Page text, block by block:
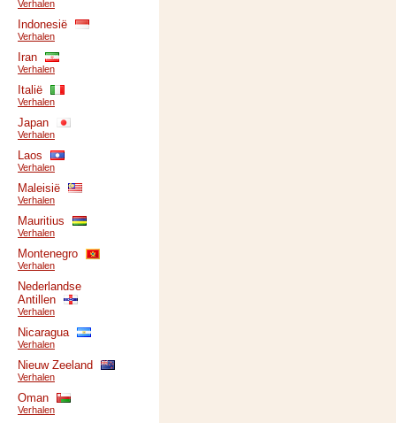
Verhalen
Indonesië
Verhalen
Iran
Verhalen
Italië
Verhalen
Japan
Verhalen
Laos
Verhalen
Maleisië
Verhalen
Mauritius
Verhalen
Montenegro
Verhalen
Nederlandse
Antillen
Verhalen
Nicaragua
Verhalen
Nieuw Zeeland
Verhalen
Oman
Verhalen